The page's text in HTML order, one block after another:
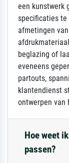
een kunstwerk
specificaties te
afmetingen
beglazing of
eveneens
partouts,
klantendienst
ontwerpen van
Hoe weet
passen?